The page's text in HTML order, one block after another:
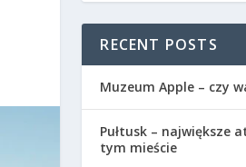
RECENT POSTS
Muzeum Apple – czy
Pułtusk – największe
tym mieście